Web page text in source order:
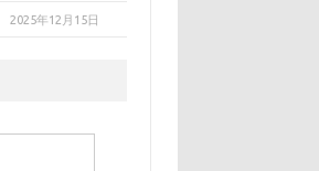
2025年12月15日